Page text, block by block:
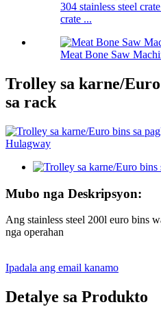
304 stainless steel
crate ...
Meat Bone Saw
Trolley sa karne/
sa rack
Mubo nga Deskripsyon:
Ang stainless steel 200l euro bins
nga operahan
Ipadala ang email kanamo
Detalye sa Produkto